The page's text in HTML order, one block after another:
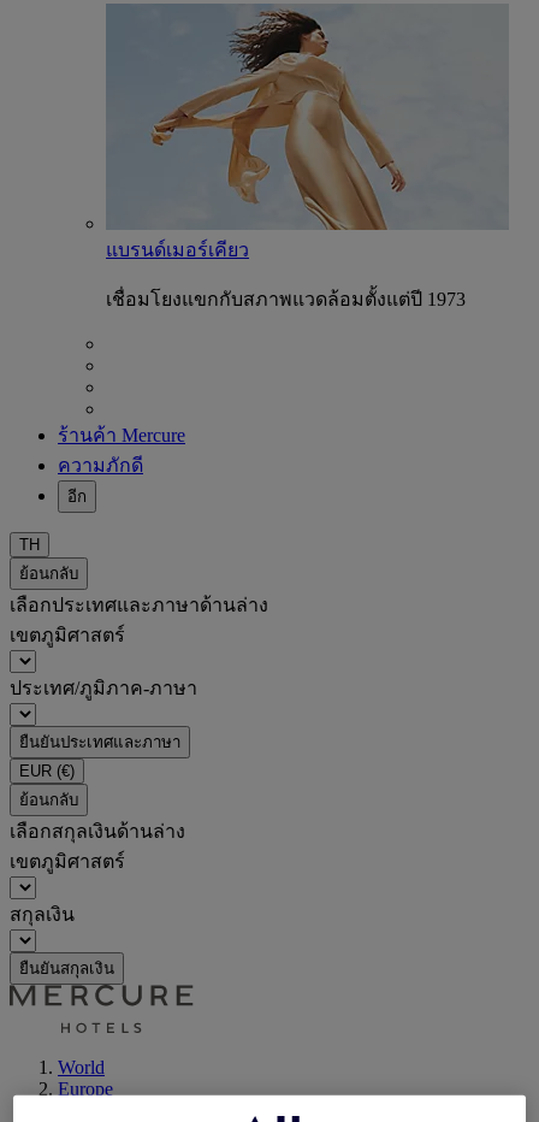
แบรนด์เมอร์เคียว
เชื่อมโยงแขกกับสภาพแวดล้อมตั้งแต่ปี 1973
ร้านค้า Mercure
ความภักดี
อีก
TH
ย้อนกลับ
เลือกประเทศและภาษาด้านล่าง
เขตภูมิศาสตร์
ประเทศ/ภูมิภาค-ภาษา
ยืนยันประเทศและภาษา
EUR (€)
ย้อนกลับ
เลือกสกุลเงินด้านล่าง
เขตภูมิศาสตร์
สกุลเงิน
ยืนยันสกุลเงิน
World
Europe